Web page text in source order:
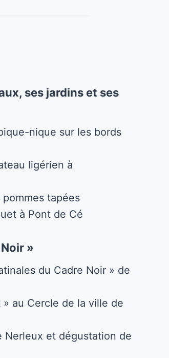
ses jardins et ses
nique sur les bords
ligérien à
tapées
à Pont de Cé
»
du Cadre Noir » de
au Cercle de la ville de
et dégustation de